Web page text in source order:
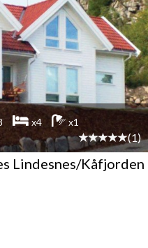
x4 x1
(1)
Lindesnes/Kåfjorden